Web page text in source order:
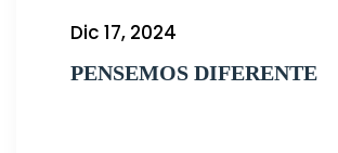
Dic 17, 2024
PENSEMOS DIFERENTE